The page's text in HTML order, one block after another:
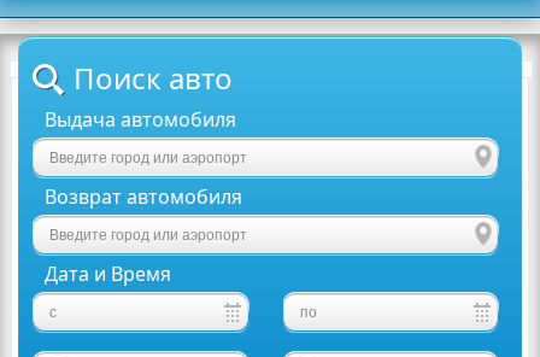
Поиск авто
Выдача автомобиля
Возврат автомобиля
Дата и Время